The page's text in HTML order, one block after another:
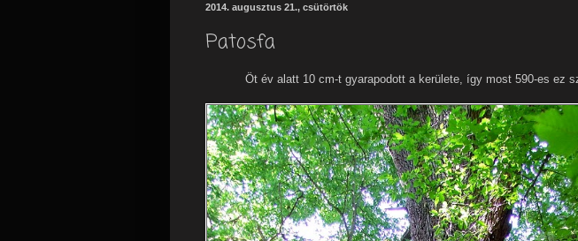
2014. augusztus 21., csütörtök
Patosfa
Öt év alatt 10 cm-t gyarapodott a kerülete, így most 590-es ez